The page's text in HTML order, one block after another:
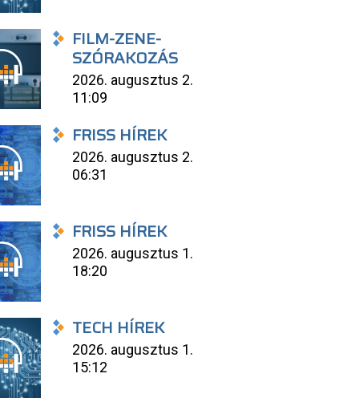
FILM-ZENE-
SZÓRAKOZÁS
2026. augusztus 2.
11:09
FRISS HÍREK
2026. augusztus 2.
06:31
FRISS HÍREK
2026. augusztus 1.
18:20
TECH HÍREK
2026. augusztus 1.
15:12